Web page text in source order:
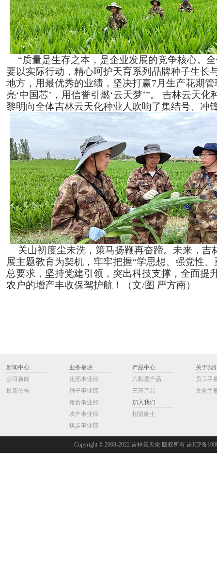
“质量是生存之本，是企业发展的竞争核心。
要以实际行动，精心呵护天育系列品牌种子生长
地方，用最优秀的业绩，坚决打赢7月生产花期
亮‘中国芯’，用信誉引燃‘云天梦’”。 吉林云天
黎明向全体吉林云天化种业人吹响了集结号、冲
关山初度尘未洗，策马扬鞭再奋蹄。未来，吉
展主题教育为契机，牢牢把握“学思想、强党性
总要求，坚持党建引领，突出科技支撑，全面提
农户的增产丰收保驾护航！（文/图 严方南）
新闻中心
公司新闻
最新公告
业务板块
化肥事业部
种子事业部
粮食事业部
农产事业部
煤炭事业部
产品中心
六颗星产品
三环产品
关于我
员工手
文化手
加入我们
招贤纳士
Copyright © 2008-2022 吉林云天化 版权所有 吉ICP备